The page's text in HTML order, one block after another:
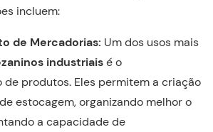
incluem:
de Mercadorias: Um dos usos mais
industriaisé o
de produtos. Eles permitem a criação
estocagem, organizando melhor o
a capacidade de